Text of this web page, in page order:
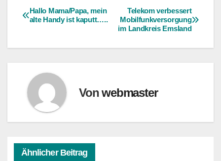
BeitragsnavigationTelekom verbessert
Mobilfunkversorgung
im Landkreis Emsland
Hallo Mama/Papa, mein
alte Handy ist kaputt…..
Vonwebmaster
Ähnlicher Beitrag